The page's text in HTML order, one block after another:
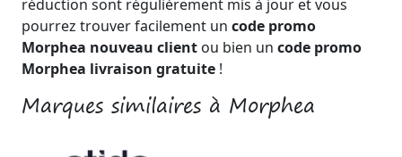
réduction sont régulièrement mis à jour et vous
pourrez trouver facilement un code promo
Morphea nouveau client ou bien un code promo
Morphea livraison gratuite !
Marques similaires à Morphea